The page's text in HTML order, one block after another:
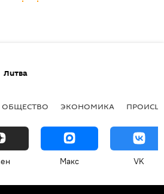
Литва
ОБЩЕСТВО ЭКОНОМИКА
Макс VK